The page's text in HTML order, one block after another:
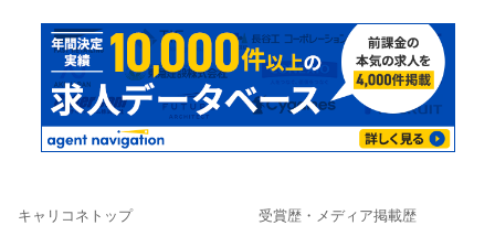
キャリコネトップ 受賞歴・メディア掲載歴